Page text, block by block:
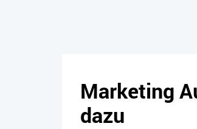
Marketing
dazu